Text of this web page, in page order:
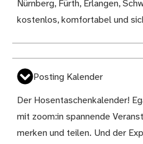
Nürnberg, Fürth, Erlangen,
kostenlos, komfortabel und
Posting Kalender
Der Hosentaschenkalender!
mit zoom:in spannende
merken und teilen. Und der